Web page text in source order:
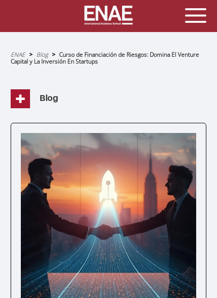
Sobrescribir
enlaces
de
navegación
ENAE Blog
Curso de Financiación de Riesgos: Domina El Venture
Capital y La Inversión En Startups
Blog